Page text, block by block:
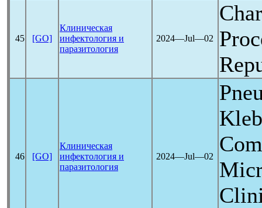
45 [GO]
Клиническая
инфектология и
паразитология
2024―Jul―02
46 [GO]
Клиническая
инфектология и
паразитология
2024―Jul―02